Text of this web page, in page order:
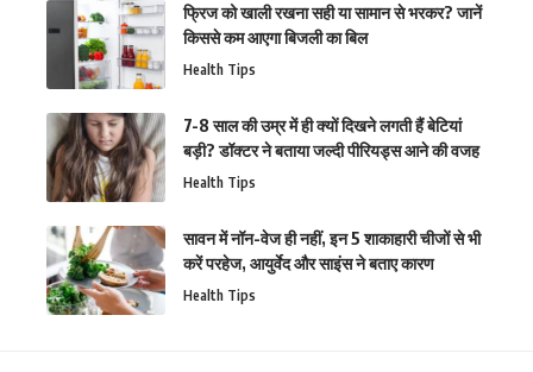
फ्रिज को खाली रखना सही या सामान से भरकर? जानें
किससे कम आएगा बिजली का बिल
Health Tips
7-8 साल की उम्र में ही क्यों दिखने लगती हैं बेटियां
बड़ी? डॉक्टर ने बताया जल्दी पीरियड्स आने की वजह
Health Tips
सावन में नॉन-वेज ही नहीं, इन 5 शाकाहारी चीजों से भी
करें परहेज, आयुर्वेद और साइंस ने बताए कारण
Health Tips